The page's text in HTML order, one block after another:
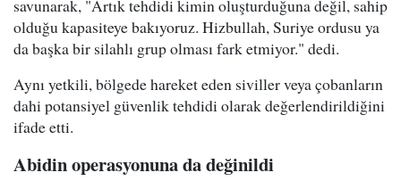
savunarak, "Artık tehdidi kimin oluşturduğuna değil, sahip
olduğu kapasiteye bakıyoruz. Hizbullah, Suriye ordusu ya
da başka bir silahlı grup olması fark etmiyor." dedi.
Aynı yetkili, bölgede hareket eden siviller veya çobanların
dahi potansiyel güvenlik tehdidi olarak değerlendirildiğini
ifade etti.
Abidin operasyonuna da değinildi